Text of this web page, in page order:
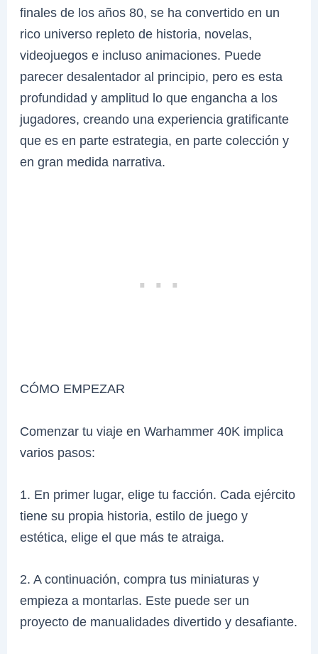
finales de los años 80, se ha convertido en un
rico universo repleto de historia, novelas,
videojuegos e incluso animaciones. Puede
parecer desalentador al principio, pero es esta
profundidad y amplitud lo que engancha a los
jugadores, creando una experiencia gratificante
que es en parte estrategia, en parte colección y
en gran medida narrativa.
CÓMO EMPEZAR
Comenzar tu viaje en Warhammer 40K implica
varios pasos:
1. En primer lugar, elige tu facción. Cada ejército
tiene su propia historia, estilo de juego y
estética, elige el que más te atraiga.
2. A continuación, compra tus miniaturas y
empieza a montarlas. Este puede ser un
proyecto de manualidades divertido y desafiante.